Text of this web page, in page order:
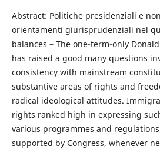
Abstract: Politiche presidenziali e
orientamenti giurisprudenziali nel
balances – The one-term-only
has raised a good many questions
consistency with mainstream
substantive areas of rights and
radical ideological attitudes.
rights ranked high in expressing
various programmes and
supported by Congress, whenever